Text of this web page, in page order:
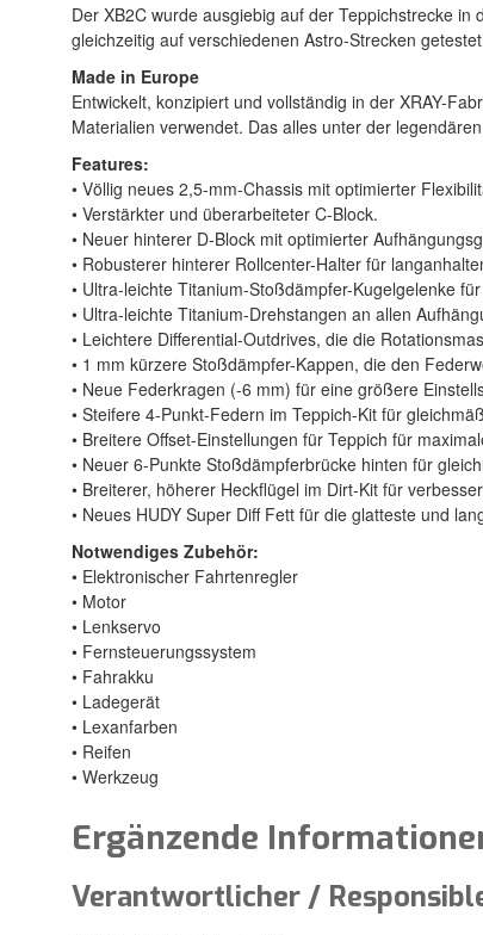
Der XB2C wurde ausgiebig auf der Teppichstrecke
gleichzeitig auf verschiedenen Astro-Strecken
Made in Europe
Entwickelt, konzipiert und vollständig in der XRAY-
Materialien verwendet. Das alles unter der
Features:
• Völlig neues 2,5-mm-Chassis mit optimierter
• Verstärkter und überarbeiteter C-Block.
• Neuer hinterer D-Block mit optimierter
• Robusterer hinterer Rollcenter-Halter für
• Ultra-leichte Titanium-Stoßdämpfer-Kugelgelenke
• Ultra-leichte Titanium-Drehstangen an allen
• Leichtere Differential-Outdrives, die die
• 1 mm kürzere Stoßdämpfer-Kappen, die den
• Neue Federkragen (-6 mm) für eine größere
• Steifere 4-Punkt-Federn im Teppich-Kit für
• Breitere Offset-Einstellungen für Teppich für
• Neuer 6-Punkte Stoßdämpferbrücke hinten für
• Breiterer, höherer Heckflügel im Dirt-Kit für
• Neues HUDY Super Diff Fett für die glatteste und
Notwendiges Zubehör:
• Elektronischer Fahrtenregler
• Motor
• Lenkservo
• Fernsteuerungssystem
• Fahrakku
• Ladegerät
• Lexanfarben
• Reifen
• Werkzeug
Ergänzende
Verantwortlicher /